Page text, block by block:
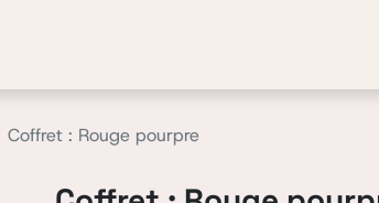
Coffret : Rouge pourpre